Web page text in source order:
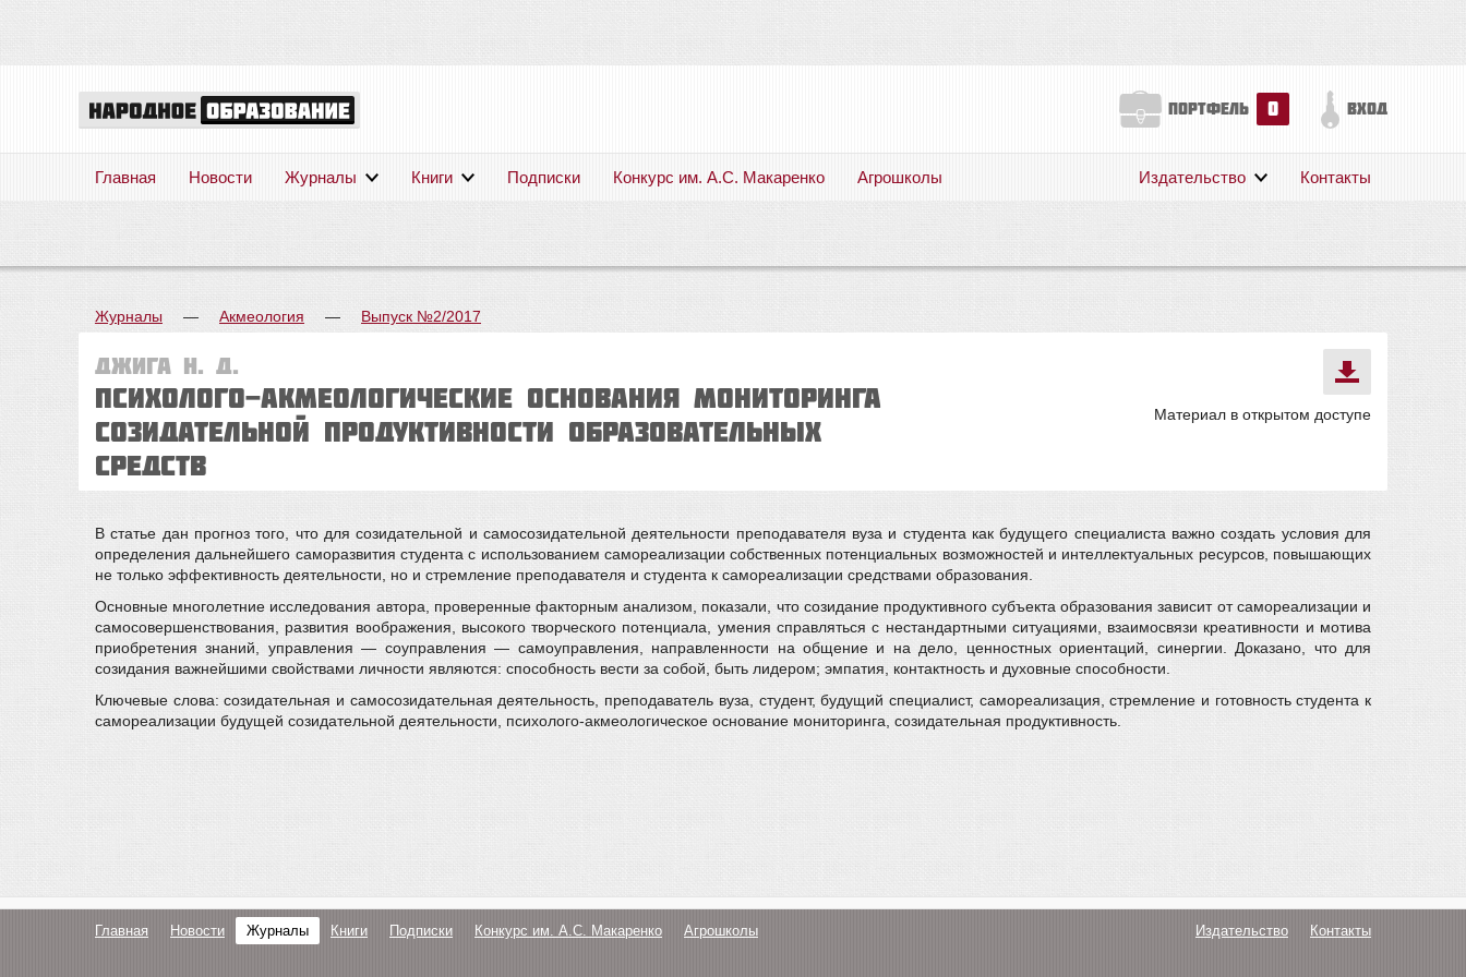
портфель 0 вход
Главная Новости Журналы Книги Подписки Конкурс им. А.С. Макаренко Агрошколы Издательство Контакты
Журналы — Акмеология — Выпуск №2/2017
Джига Н. Д.
ПСИХОЛОГО-АКМЕОЛОГИЧЕСКИЕ ОСНОВАНИЯ МОНИТОРИНГА
СОЗИДАТЕЛЬНОЙ ПРОДУКТИВНОСТИ ОБРАЗОВАТЕЛЬНЫХ
СРЕДСТВ
Материал в открытом доступе
В статье дан прогноз того, что для созидательной и самосозидательной деятельности преподавателя вуза и студента как будущего специалиста важно создать условия для
определения дальнейшего саморазвития студента с использованием самореализации собственных потенциальных возможностей и интеллектуальных ресурсов, повышающих
не только эффективность деятельности, но и стремление преподавателя и студента к самореализации средствами образования.
Основные многолетние исследования автора, проверенные факторным анализом, показали, что созидание продуктивного субъекта образования зависит от самореализации и
самосовершенствования, развития воображения, высокого творческого потенциала, умения справляться с нестандартными ситуациями, взаимосвязи креативности и мотива
приобретения знаний, управления — соуправления — самоуправления, направленности на общение и на дело, ценностных ориентаций, синергии. Доказано, что для
созидания важнейшими свойствами личности являются: способность вести за собой, быть лидером; эмпатия, контактность и духовные способности.
Ключевые слова: созидательная и самосозидательная деятельность, преподаватель вуза, студент, будущий специалист, самореализация, стремление и готовность студента к
самореализации будущей созидательной деятельности, психолого-акмеологическое основание мониторинга, созидательная продуктивность.
Главная Новости Журналы Книги Подписки Конкурс им. А.С. Макаренко Агрошколы Издательство Контакты